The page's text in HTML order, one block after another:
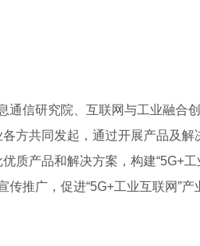
通信研究院、互联网与工业融合
方共同发起，通过开展产品及解
质产品和解决方案，构建“5G+工
传推广，促进“5G+工业互联网”